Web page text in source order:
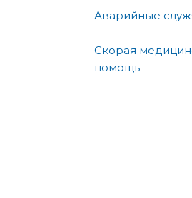
Аварийные
Скорая
помощь